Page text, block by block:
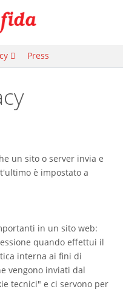
Press
un sito o server invia e
è impostato a
in un sito web:
quando effettui il
interna ai fini di
vengono inviati dal
tecnici" e ci servono per